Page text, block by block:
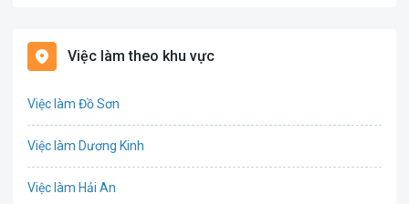
Biên phiên dịch
Việc làm theo khu vực
Việc làm Đồ Sơn
Việc làm Dương Kinh
Việc làm Hải An